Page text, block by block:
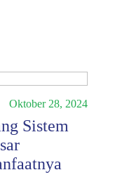
Oktober 28, 2024
Sistem